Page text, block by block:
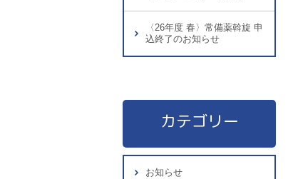
〈26年度 春〉常備薬斡旋 申
込終了のお知らせ
カテゴリー
お知らせ